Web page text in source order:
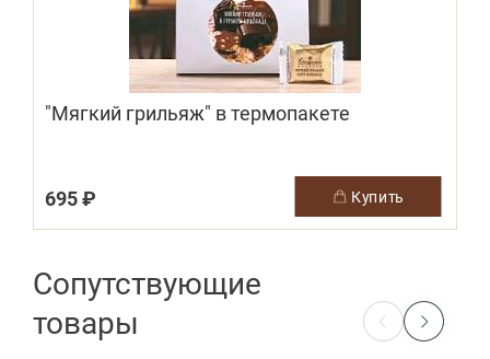
"Мягкий грильяж" в термопакете
695 ₽ купить
Сопутствующие
товары